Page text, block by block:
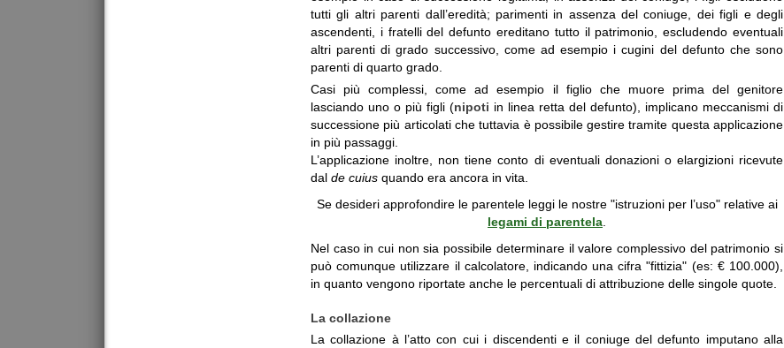
tutti gli altri parenti dall’eredità; parimenti in assenza del coniuge, dei figli e degli
ascendenti, i fratelli del defunto ereditano tutto il patrimonio, escludendo eventuali
altri parenti di grado successivo, come ad esempio i cugini del defunto che sono
parenti di quarto grado.
Casi più complessi, come ad esempio il figlio che muore prima del genitore
lasciando uno o più figli (nipoti in linea retta del defunto), implicano meccanismi di
successione più articolati che tuttavia è possibile gestire tramite questa applicazione
in più passaggi.
L’applicazione inoltre, non tiene conto di eventuali donazioni o elargizioni ricevute
dal de cuius quando era ancora in vita.
Se desideri approfondire le parentele leggi le nostre "istruzioni per l’uso" relative ai
legami di parentela.
Nel caso in cui non sia possibile determinare il valore complessivo del patrimonio si
può comunque utilizzare il calcolatore, indicando una cifra "fittizia" (es: € 100.000),
in quanto vengono riportate anche le percentuali di attribuzione delle singole quote.
La collazione
La collazione à l’atto con cui i discendenti e il coniuge del defunto imputano alla